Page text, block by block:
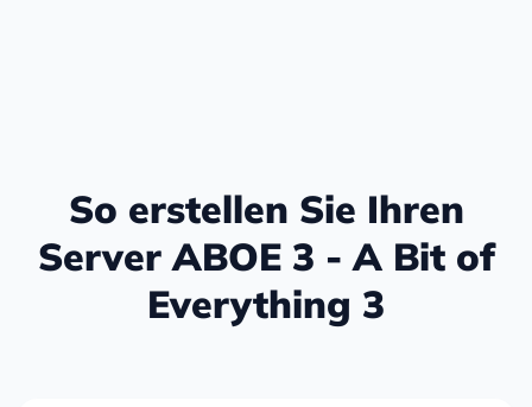
So erstellen Sie Ihren
Server ABOE 3 - A Bit of
Everything 3